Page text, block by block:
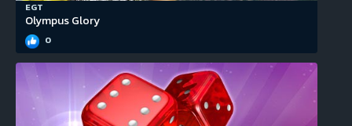
EGT
Olympus Glory
0